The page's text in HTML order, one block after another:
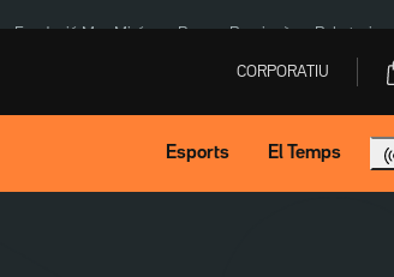
Fundació Mas Miró eBay Perpinyà Robatoris
CORPORATIU
Esports El Temps